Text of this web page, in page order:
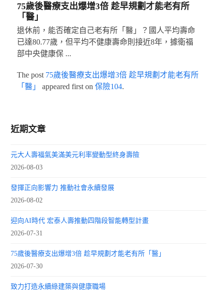
75歲後醫療支出爆增3倍 趁早規劃才能老有所
「醫」
退休前，能否確定自己老有所「醫」？國人平均壽命
已達80.77歲，但平均不健康壽命則接近8年，據衛福
部中央健康保 ...
The post 75歲後醫療支出爆增3倍 趁早規劃才能老有所
「醫」
appeared first on 保險104.
近期文章
元大人壽福氣美滿美元利率變動型終身壽險
2026-08-03
發揮正向影響力 推動社會永續發展
2026-08-02
迎向AI時代 宏泰人壽推動四階段智能轉型計畫
2026-07-31
75歲後醫療支出爆增3倍 趁早規劃才能老有所「醫」
2026-07-30
致力打造永續綠建築與健康職場